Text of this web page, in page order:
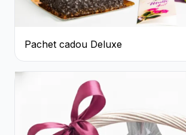
Pachet cadou Deluxe